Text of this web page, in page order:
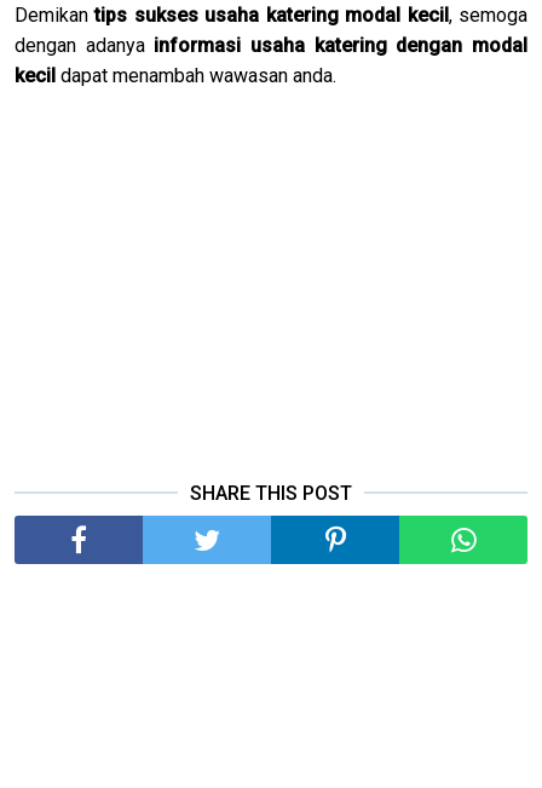
Demikantips sukses usaha katering modal kecil , semoga
dengan adanya informasi usaha katering dengan modal
kecil dapat menambah wawasan anda.
SHARE THIS POST